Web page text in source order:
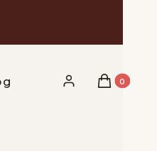
Zaloguj sięProdukty
Koszyk